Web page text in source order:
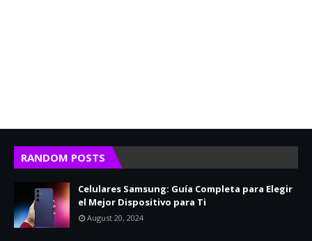
RANDOM POSTS
Celulares Samsung: Guía Completa para Elegir
el Mejor Dispositivo para Ti
August 20, 2024